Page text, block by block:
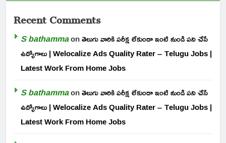
Recent Comments
S bathammaonతెలుగు వారికి పరీక్ష లేకుండా ఇంటి నుండి పని చేసే
ఉద్యోగాలు | Welocalize Ads Quality Rater – Telugu Jobs |
Latest Work From Home Jobs
S bathammaonతెలుగు వారికి పరీక్ష లేకుండా ఇంటి నుండి పని చేసే
ఉద్యోగాలు | Welocalize Ads Quality Rater – Telugu Jobs |
Latest Work From Home Jobs